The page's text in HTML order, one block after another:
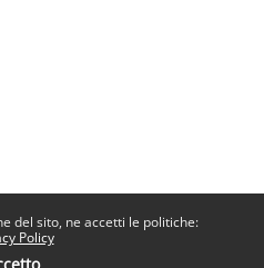
del sito, ne accetti le politiche:
Policy